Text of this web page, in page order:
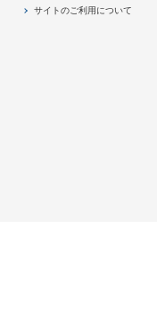
サイトのご利用について